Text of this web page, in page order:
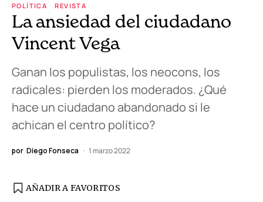
POLÍTICA REVISTA
La ansiedad del ciudadano
Vincent Vega
Ganan los populistas, los neocons, los
radicales: pierden los moderados. ¿Qué
hace un ciudadano abandonado si le
achican el centro político?
por Diego Fonseca 1 marzo 2022
AÑADIR A FAVORITOS